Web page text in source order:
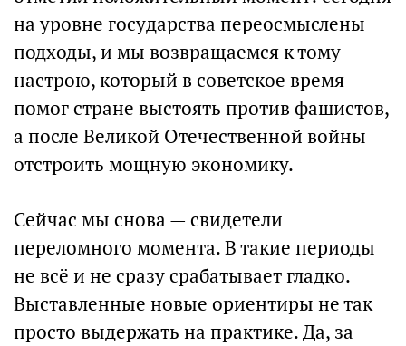
на уровне государства переосмыслены
подходы, и мы возвращаемся к тому
настрою, который в советское время
помог стране выстоять против фашистов,
а после Великой Отечественной войны
отстроить мощную экономику.
Сейчас мы снова — свидетели
переломного момента. В такие периоды
не всё и не сразу срабатывает гладко.
Выставленные новые ориентиры не так
просто выдержать на практике. Да, за